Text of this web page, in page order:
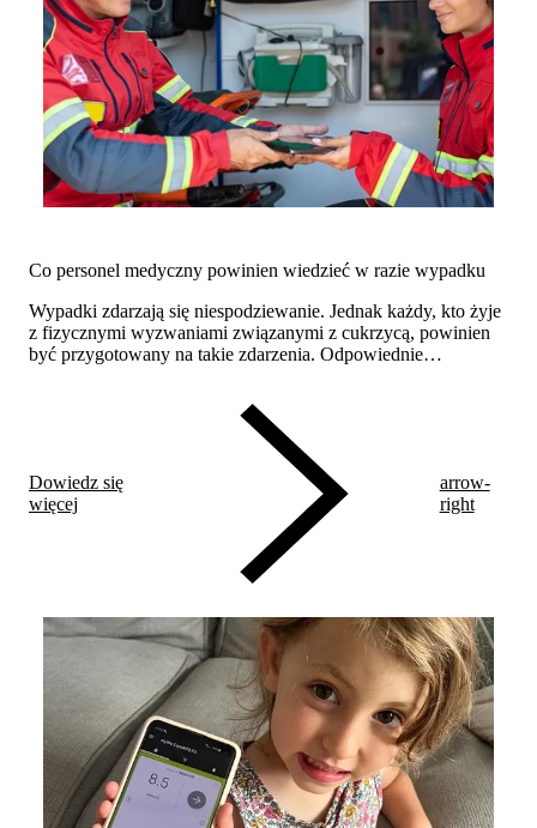
Co personel medyczny powinien wiedzieć w razie wypadku
Wypadki zdarzają się niespodziewanie. Jednak każdy, kto żyje
z fizycznymi wyzwaniami związanymi z cukrzycą, powinien
być przygotowany na takie zdarzenia. Odpowiednie
Dowiedz się
więcej
arrow-
right